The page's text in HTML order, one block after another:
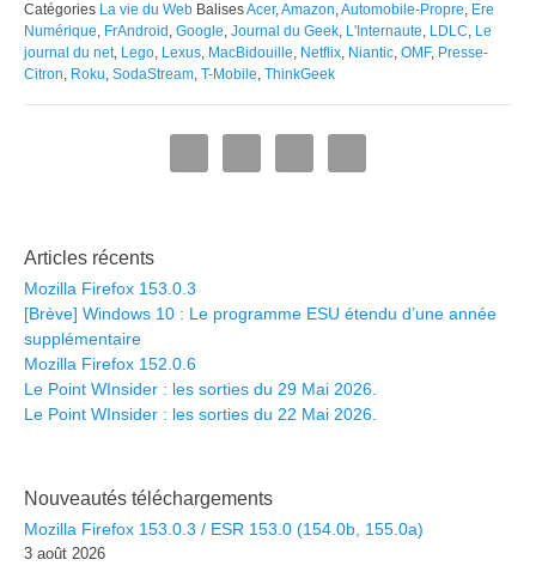
Catégories La vie du Web BalisesAcer,Amazon,Automobile-Propre, Ere
Numérique, FrAndroid , Google, Journal du Geek, L'Internaute, LDLC, Le
journal du net, Lego, Lexus, MacBidouille, Netflix, Niantic, OMF, Presse-
Citron, Roku, SodaStream, T-Mobile, ThinkGeek
Articles récents
Mozilla Firefox 153.0.3
[Brève] Windows 10 : Le programme ESU étendu d’une année
supplémentaire
Mozilla Firefox 152.0.6
Le Point WInsider : les sorties du 29 Mai 2026.
Le Point WInsider : les sorties du 22 Mai 2026.
Nouveautés téléchargements
Mozilla Firefox 153.0.3 / ESR 153.0 (154.0b, 155.0a)
3 août 2026